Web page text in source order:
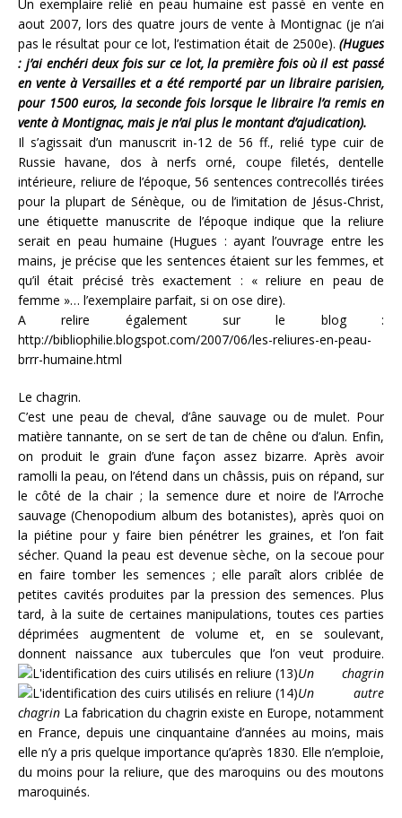
Un exemplaire relié en peau humaine est passé en vente en
aout 2007, lors des quatre jours de vente à Montignac (je n’ai
pas le résultat pour ce lot, l’estimation était de 2500e). (Hugues
: j’ai enchéri deux fois sur ce lot, la première fois où il est passé
en vente à Versailles et a été remporté par un libraire parisien,
pour 1500 euros, la seconde fois lorsque le libraire l’a remis en
vente à Montignac, mais je n’ai plus le montant d’ajudication).
Il s’agissait d’un manuscrit in-12 de 56 ff., relié type cuir de
Russie havane, dos à nerfs orné, coupe filetés, dentelle
intérieure, reliure de l’époque, 56 sentences contrecollés tirées
pour la plupart de Sénèque, ou de l’imitation de Jésus-Christ,
une étiquette manuscrite de l’époque indique que la reliure
serait en peau humaine (Hugues : ayant l’ouvrage entre les
mains, je précise que les sentences étaient sur les femmes, et
qu’il était précisé très exactement : « reliure en peau de
femme »… l’exemplaire parfait, si on ose dire).
A relire également sur le blog :
http://bibliophilie.blogspot.com/2007/06/les-reliures-en-peau-
brrr-humaine.html
Le chagrin.
C’est une peau de cheval, d’âne sauvage ou de mulet. Pour
matière tannante, on se sert de tan de chêne ou d’alun. Enfin,
on produit le grain d’une façon assez bizarre. Après avoir
ramolli la peau, on l’étend dans un châssis, puis on répand, sur
le côté de la chair ; la semence dure et noire de l’Arroche
sauvage (Chenopodium album des botanistes), après quoi on
la piétine pour y faire bien pénétrer les graines, et l’on fait
sécher. Quand la peau est devenue sèche, on la secoue pour
en faire tomber les semences ; elle paraît alors criblée de
petites cavités produites par la pression des semences. Plus
tard, à la suite de certaines manipulations, toutes ces parties
déprimées augmentent de volume et, en se soulevant,
donnent naissance aux tubercules que l’on veut produire.
Un chagrin
Un autre
chagrin La fabrication du chagrin existe en Europe, notamment
en France, depuis une cinquantaine d’années au moins, mais
elle n’y a pris quelque importance qu’après 1830. Elle n’emploie,
du moins pour la reliure, que des maroquins ou des moutons
maroquinés.